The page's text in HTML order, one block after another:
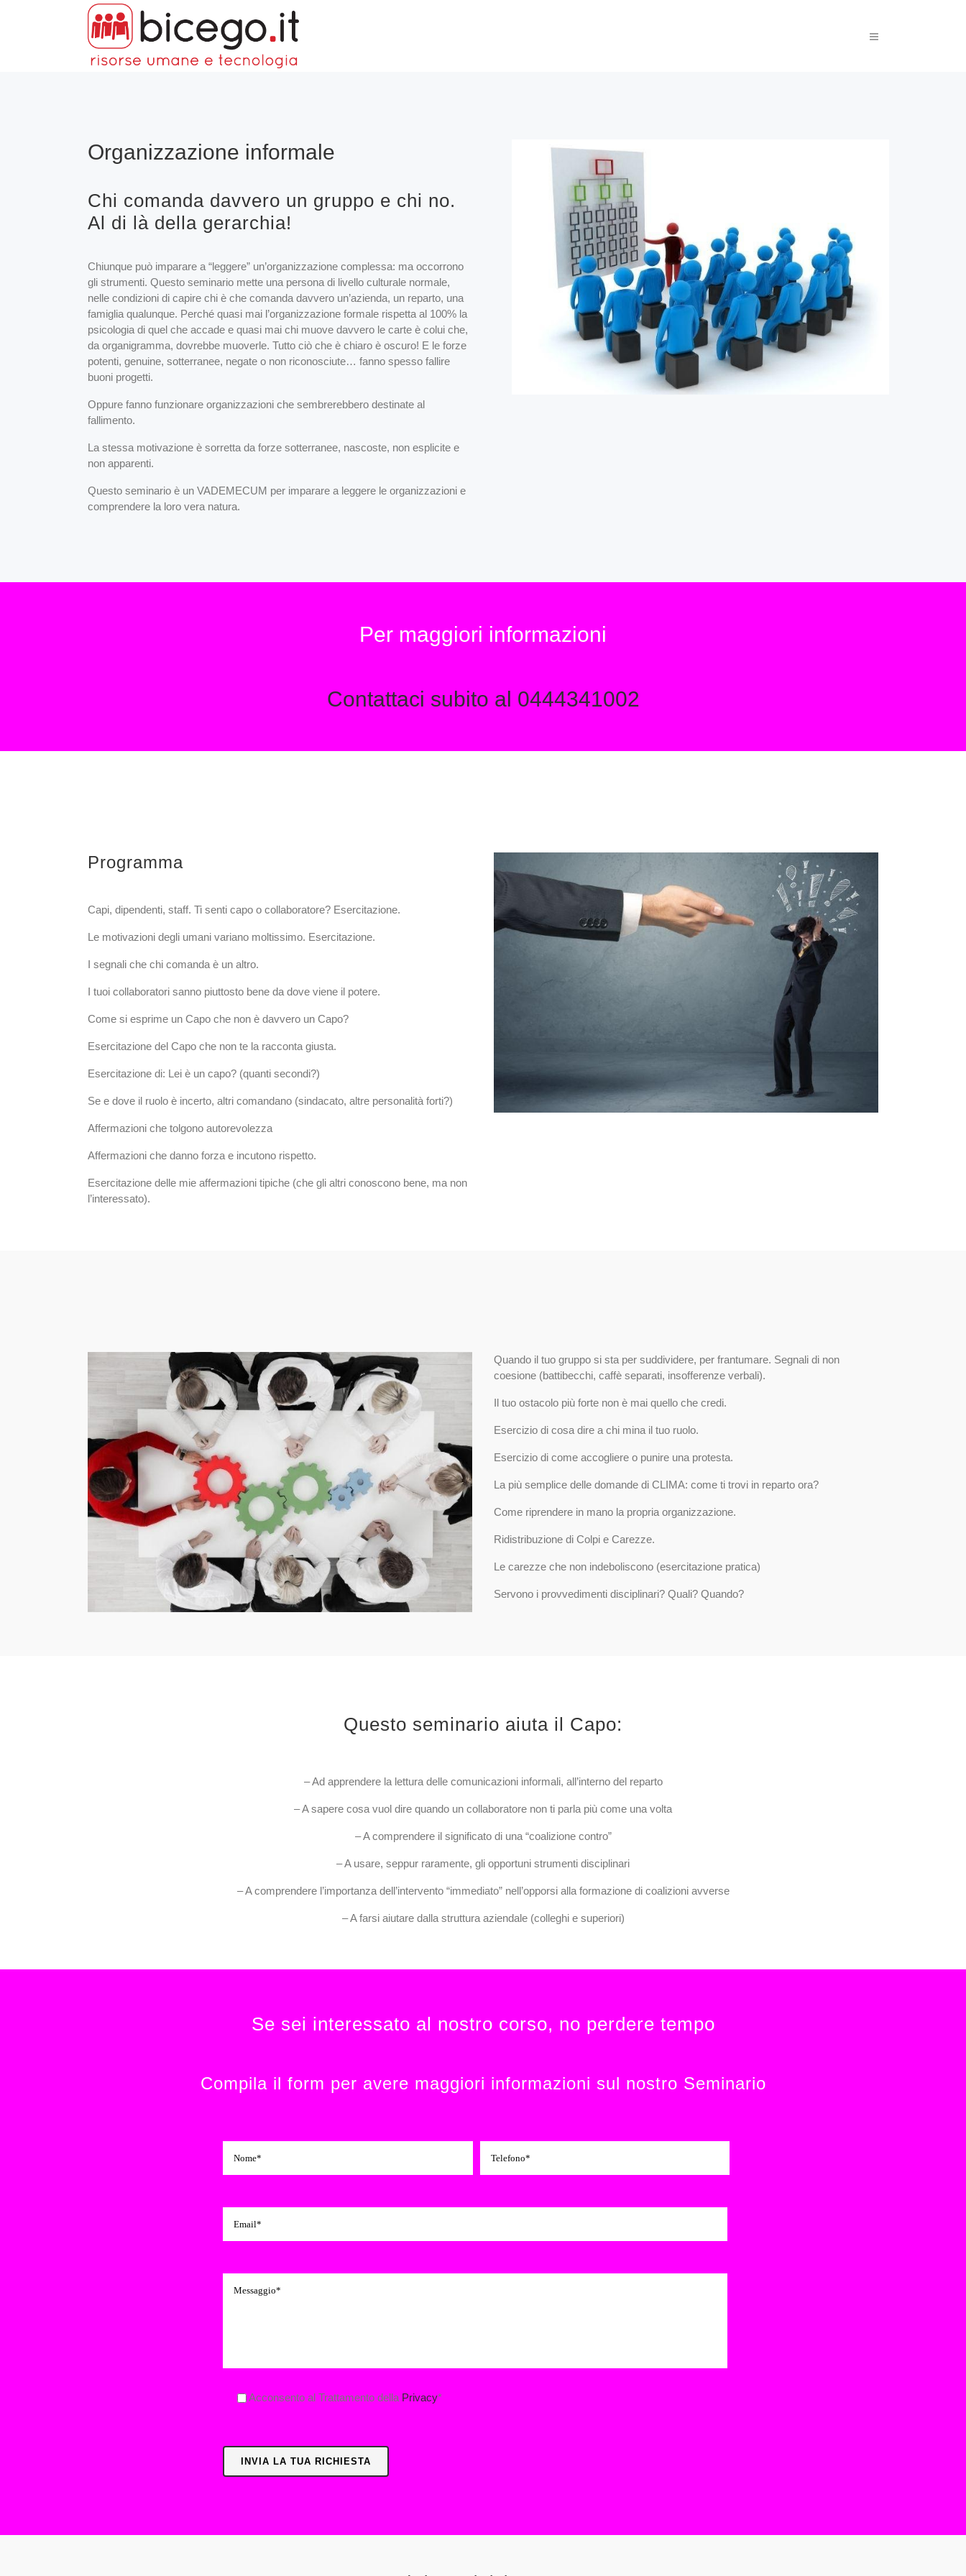
Organizzazione informale
Chi comanda davvero un gruppo e chi no.
Al di là della gerarchia!
Chiunque può imparare a “leggere” un’organizzazione complessa: ma occorrono
gli strumenti. Questo seminario mette una persona di livello culturale normale,
nelle condizioni di capire chi è che comanda davvero un’azienda, un reparto, una
famiglia qualunque. Perché quasi mai l’organizzazione formale rispetta al 100% la
psicologia di quel che accade e quasi mai chi muove davvero le carte è colui che,
da organigramma, dovrebbe muoverle. Tutto ciò che è chiaro è oscuro! E le forze
potenti, genuine, sotterranee, negate o non riconosciute… fanno spesso fallire
buoni progetti.
Oppure fanno funzionare organizzazioni che sembrerebbero destinate al
fallimento.
La stessa motivazione è sorretta da forze sotterranee, nascoste, non esplicite e
non apparenti.
Questo seminario è un VADEMECUM per imparare a leggere le organizzazioni e
comprendere la loro vera natura.
Per maggiori informazioni
Contattaci subito al 0444341002
Programma
Capi, dipendenti, staff. Ti senti capo o collaboratore? Esercitazione.
Le motivazioni degli umani variano moltissimo. Esercitazione.
I segnali che chi comanda è un altro.
I tuoi collaboratori sanno piuttosto bene da dove viene il potere.
Come si esprime un Capo che non è davvero un Capo?
Esercitazione del Capo che non te la racconta giusta.
Esercitazione di: Lei è un capo? (quanti secondi?)
Se e dove il ruolo è incerto, altri comandano (sindacato, altre personalità forti?)
Affermazioni che tolgono autorevolezza
Affermazioni che danno forza e incutono rispetto.
Esercitazione delle mie affermazioni tipiche (che gli altri conoscono bene, ma non
l’interessato).
Quando il tuo gruppo si sta per suddividere, per frantumare. Segnali di non
coesione (battibecchi, caffè separati, insofferenze verbali).
Il tuo ostacolo più forte non è mai quello che credi.
Esercizio di cosa dire a chi mina il tuo ruolo.
Esercizio di come accogliere o punire una protesta.
La più semplice delle domande di CLIMA: come ti trovi in reparto ora?
Come riprendere in mano la propria organizzazione.
Ridistribuzione di Colpi e Carezze.
Le carezze che non indeboliscono (esercitazione pratica)
Servono i provvedimenti disciplinari? Quali? Quando?
Questo seminario aiuta il Capo:
– Ad apprendere la lettura delle comunicazioni informali, all’interno del reparto
– A sapere cosa vuol dire quando un collaboratore non ti parla più come una volta
– A comprendere il significato di una “coalizione contro”
– A usare, seppur raramente, gli opportuni strumenti disciplinari
– A comprendere l’importanza dell’intervento “immediato” nell’opporsi alla formazione di coalizioni avverse
– A farsi aiutare dalla struttura aziendale (colleghi e superiori)
Se sei interessato al nostro corso, no perdere tempo
Compila il form per avere maggiori informazioni sul nostro Seminario
Acconsento al Trattamento della Privacy*